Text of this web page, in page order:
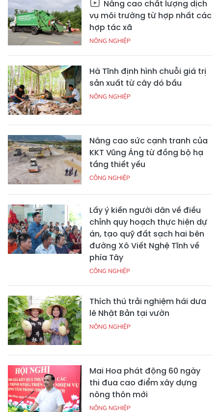
Nâng cao chất lượng dịch
vụ môi trường từ hợp nhất các
hợp tác xã
NÔNG NGHIỆP
Hà Tĩnh định hình chuỗi giá trị
sản xuất từ cây dó bầu
NÔNG NGHIỆP
Nâng cao sức cạnh tranh của
KKT Vũng Áng từ đồng bộ hạ
tầng thiết yếu
CÔNG NGHIỆP
Lấy ý kiến người dân về điều
chỉnh quy hoạch thực hiện dự
án, tạo quỹ đất sạch hai bên
đường Xô Viết Nghệ Tĩnh về
phía Tây
CÔNG NGHIỆP
Thích thú trải nghiệm hái dưa
lê Nhật Bản tại vườn
NÔNG NGHIỆP
Mai Hoa phát động 60 ngày
thi đua cao điểm xây dựng
nông thôn mới
NÔNG NGHIỆP